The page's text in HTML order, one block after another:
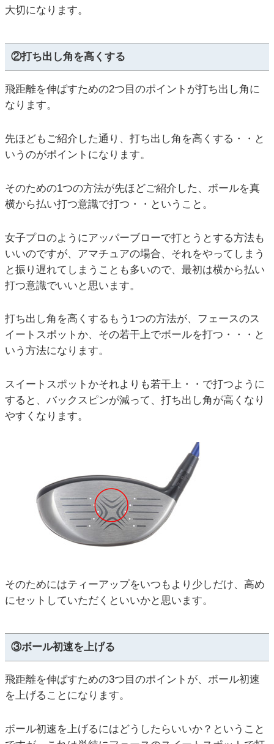
大切になります。
②打ち出し角を高くする
飛距離を伸ばすための2つ目のポイントが打ち出し角に
なります。
先ほどもご紹介した通り、打ち出し角を高くする・・と
いうのがポイントになります。
そのための1つの方法が先ほどご紹介した、ボールを真
横から払い打つ意識で打つ・・ということ。
女子プロのようにアッパーブローで打とうとする方法も
いいのですが、アマチュアの場合、それをやってしまう
と振り遅れてしまうことも多いので、最初は横から払い
打つ意識でいいと思います。
打ち出し角を高くするもう1つの方法が、フェースのス
イートスポットか、その若干上でボールを打つ・・・と
いう方法になります。
スイートスポットかそれよりも若干上・・で打つように
すると、バックスピンが減って、打ち出し角が高くなり
やすくなります。
そのためにはティーアップをいつもより少しだけ、高め
にセットしていただくといいかと思います。
③ボール初速を上げる
飛距離を伸ばすための3つ目のポイントが、ボール初速
を上げることになります。
ボール初速を上げるにはどうしたらいいか？ということ